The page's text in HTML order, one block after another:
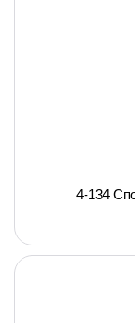
4-134